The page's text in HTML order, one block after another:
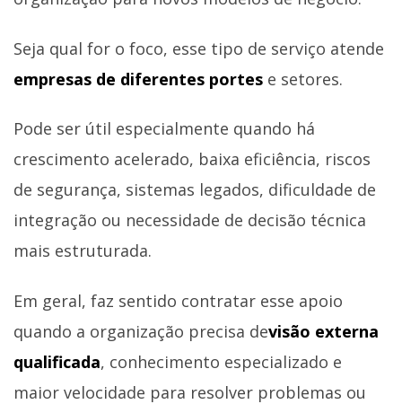
Seja qual for o foco, esse tipo de serviço atende
empresas de diferentes portes e setores.
Pode ser útil especialmente quando há
crescimento acelerado, baixa eficiência, riscos
de segurança, sistemas legados, dificuldade de
integração ou necessidade de decisão técnica
mais estruturada.
Em geral, faz sentido contratar esse apoio
quando a organização precisa devisão externa
qualificada, conhecimento especializado e
maior velocidade para resolver problemas ou